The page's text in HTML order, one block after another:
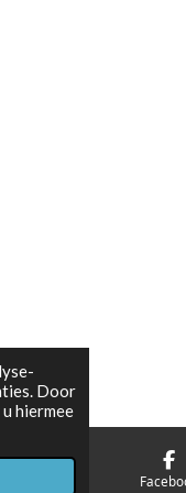
Door
hiermee